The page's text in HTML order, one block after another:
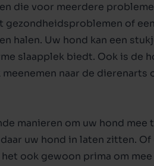
Voer- en drinkbakken
Lijnen en riemen
Halsbanden
Kleding
Slapen en rusten
Voer-en drinkbakken
Krabben
Kattenhuizen
Snacks
Visvoer
Verzorging
die voor meerdere
gezondheidsproblemen of
halen. Uw hond kan een
slaapplek biedt. Ook is
naar de
manieren om uw hond
uw hond in laten zitten.
ook gewoon prima om